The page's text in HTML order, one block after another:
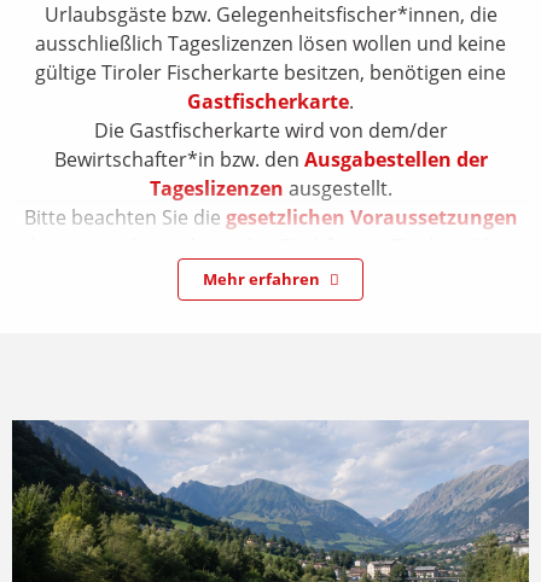
Urlaubsgäste bzw. Gelegenheitsfischer*innen, die
ausschließlich Tageslizenzen lösen wollen und keine
gültige Tiroler Fischerkarte besitzen, benötigen eine
Gastfischerkarte.
Die Gastfischerkarte wird von dem/der
Bewirtschafter*in bzw. den Ausgabestellen der
Tageslizenzen ausgestellt.
Bitte beachten Sie die gesetzlichen Voraussetzungen
zu dürfen.
Mehr erfahren